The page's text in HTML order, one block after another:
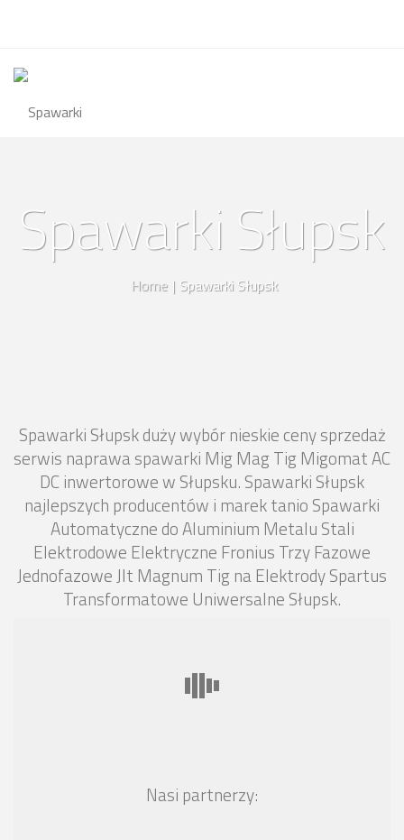
Spawarki Słupsk
Home | Spawarki Słupsk
Spawarki Słupsk duży wybór nieskie ceny sprzedaż
serwis naprawa spawarki Mig Mag Tig Migomat AC
DC inwertorowe w Słupsku. Spawarki Słupsk
najlepszych producentów i marek tanio Spawarki
Automatyczne do Aluminium Metalu Stali
Elektrodowe Elektryczne Fronius Trzy Fazowe
Jednofazowe Jlt Magnum Tig na Elektrody Spartus
Transformatowe Uniwersalne Słupsk.
Nasi partnerzy: